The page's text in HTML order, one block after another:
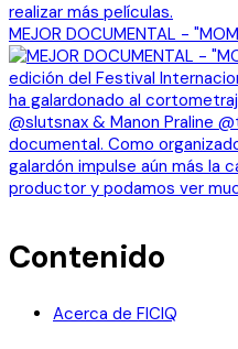
MEJOR DOCUMENTAL -
Contenido
Acerca de FICIQ